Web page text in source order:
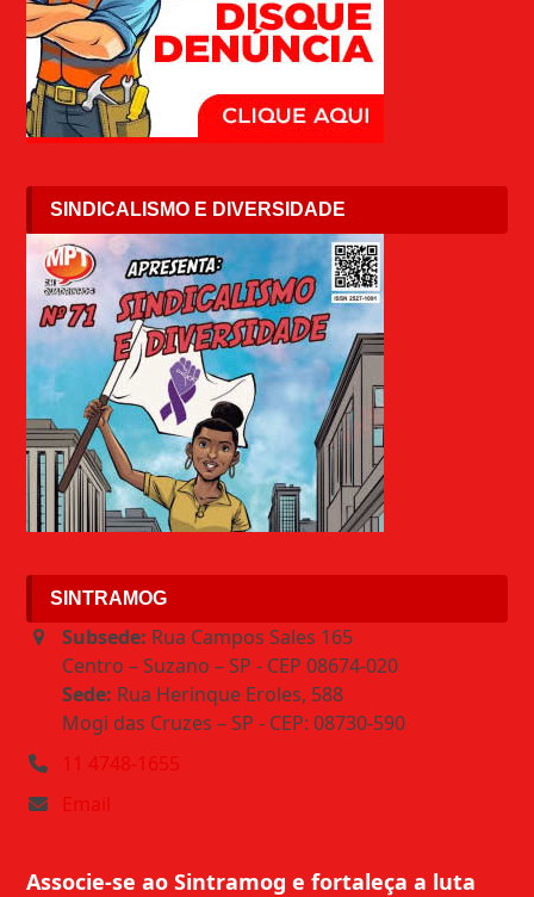
SINDICALISMO E DIVERSIDADE
SINTRAMOG
Subsede: Rua Campos Sales 165
Centro – Suzano – SP - CEP 08674-020
Sede: Rua Herinque Eroles, 588
Mogi das Cruzes – SP - CEP: 08730-590
11 4748-1655
Email
Associe-se ao Sintramog e fortaleça a luta